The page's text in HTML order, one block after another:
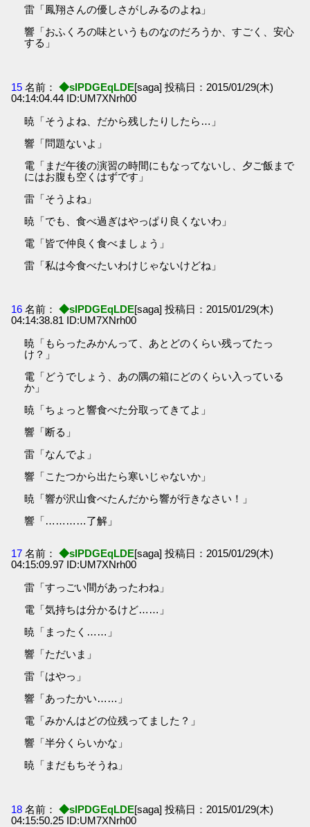
雷「鳳翔さんの優しさがしみるのよね」
響「おふくろの味というものなのだろうか、すごく、安心
する」
15 名前： ◆sIPDGEqLDE[saga] 投稿日：2015/01/29(木)
04:14:04.44 ID:UM7XNrh00
暁「そうよね、だから残したりしたら…」
響「問題ないよ」
電「まだ午後の演習の時間にもなってないし、夕ご飯まで
にはお腹も空くはずです」
雷「そうよね」
暁「でも、食べ過ぎはやっぱり良くないわ」
電「皆で仲良く食べましょう」
雷「私は今食べたいわけじゃないけどね」
16 名前： ◆sIPDGEqLDE[saga] 投稿日：2015/01/29(木)
04:14:38.81 ID:UM7XNrh00
暁「もらったみかんって、あとどのくらい残ってたっ
け？」
電「どうでしょう、あの隅の箱にどのくらい入っている
か」
暁「ちょっと響食べた分取ってきてよ」
響「断る」
雷「なんでよ」
響「こたつから出たら寒いじゃないか」
暁「響が沢山食べたんだから響が行きなさい！」
響「…………了解」
17 名前： ◆sIPDGEqLDE[saga] 投稿日：2015/01/29(木)
04:15:09.97 ID:UM7XNrh00
雷「すっごい間があったわね」
電「気持ちは分かるけど……」
暁「まったく……」
響「ただいま」
雷「はやっ」
響「あったかい……」
電「みかんはどの位残ってました？」
響「半分くらいかな」
暁「まだもちそうね」
18 名前： ◆sIPDGEqLDE[saga] 投稿日：2015/01/29(木)
04:15:50.25 ID:UM7XNrh00